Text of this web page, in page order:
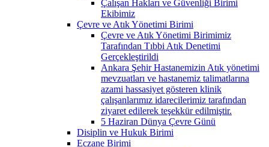
Çalışan Hakları ve Güvenliği Birimi
Ekibimiz
Çevre ve Atık Yönetimi Birimi
Çevre ve Atık Yönetimi Birimimiz
Tarafından Tıbbi Atık Denetimi
Gerçekleştirildi
Ankara Şehir Hastanemizin Atık yönetimi
mevzuatları ve hastanemiz talimatlarına
azami hassasiyet gösteren klinik
çalışanlarımız idarecilerimiz tarafından
ziyaret edilerek teşekkür edilmiştir.
5 Haziran Dünya Çevre Günü
Disiplin ve Hukuk Birimi
Eczane Birimi